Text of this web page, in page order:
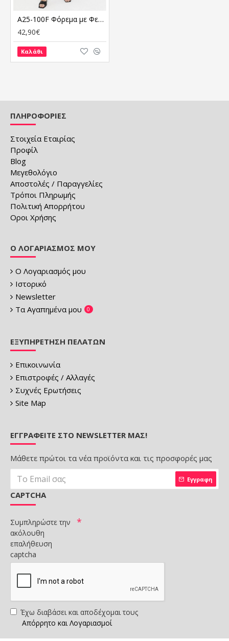
A25-100F Φόρεμα με Φερμουάρ - Πετρόλ
42,90€
Καλάθι
ΠΛΗΡΟΦΟΡΙΕΣ
Στοιχεία Εταιρίας
Προφίλ
Blog
Μεγεθολόγιο
Αποστολές / Παραγγελίες
Τρόποι Πληρωμής
Πολιτική Απορρήτου
Οροι Χρήσης
Ο ΛΟΓΑΡΙΑΣΜΌΣ ΜΟΥ
Ο Λογαριασμός μου
Ιστορικό
Newsletter
Τα Αγαπημένα μου
0
ΕΞΥΠΗΡΈΤΗΣΗ ΠΕΛΑΤΏΝ
Επικοινωνία
Επιστροφές / Αλλαγές
Συχνές Ερωτήσεις
Site Map
ΕΓΓΡΑΦΕΊΤΕ ΣΤΟ NEWSLETTER ΜΑΣ!
Μάθετε πρώτοι τα νέα προϊόντα και τις προσφορές μας
Εγγραφη
CAPTCHA
Συμπληρώστε την
ακόλουθη
επαλήθευση
captcha
Έχω διαβάσει και αποδέχομαι τους
Απόρρητο και Λογαριασμοί